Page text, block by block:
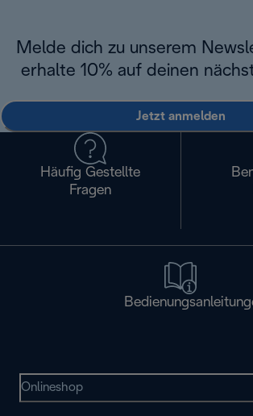
Melde dich zu unserem
erhalte 10% auf deinen
Jetzt anmelden
Häufig Gestellte
Fragen
Onlineshop